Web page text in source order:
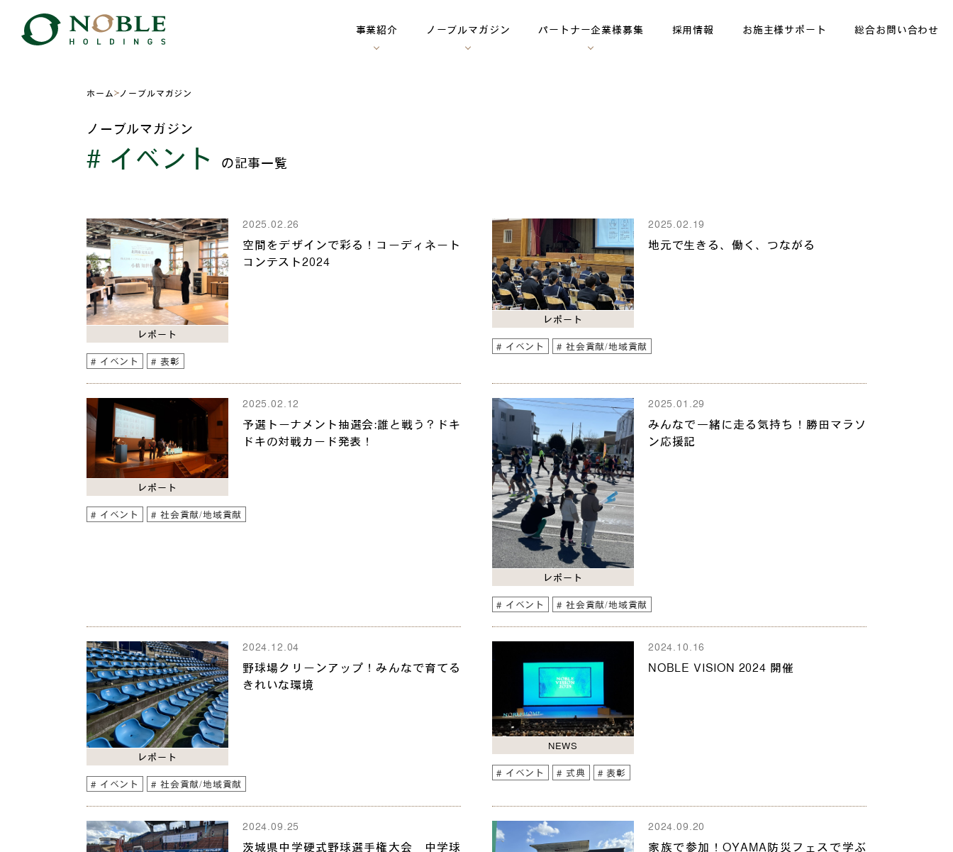
事業紹介 ノーブルマガジン パートナー企業様募集 採用情報 お施主様サポート 総合お問い合わせ
ホーム ノーブルマガジン
ノーブルマガジン
# イベント の記事一覧
レポート
2025.02.26
空間をデザインで彩る！コーディネート
コンテスト2024
イベント 表彰
レポート
2025.02.19
地元で生きる、働く、つながる
イベント 社会貢献/地域貢献
レポート
2025.02.12
予選トーナメント抽選会:誰と戦う？ドキ
ドキの対戦カード発表！
イベント 社会貢献/地域貢献
レポート
2025.01.29
みんなで一緒に走る気持ち！勝田マラソ
ン応援記
イベント 社会貢献/地域貢献
レポート
2024.12.04
野球場クリーンアップ！みんなで育てる
きれいな環境
イベント 社会貢献/地域貢献
NEWS
2024.10.16
NOBLE VISION 2024 開催
イベント 式典 表彰
2024.09.25
茨城県中学硬式野球選手権大会 中学球
2024.09.20
家族で参加！OYAMA防災フェスで学ぶ